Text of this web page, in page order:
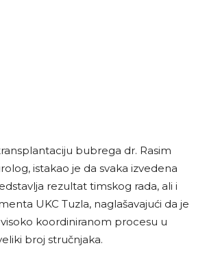
bubrega dr. Rasim
istakao je da svaka izvedena
rezultat timskog rada, ali i
UKC Tuzla, naglašavajući da je
koordiniranom procesu u
broj stručnjaka.